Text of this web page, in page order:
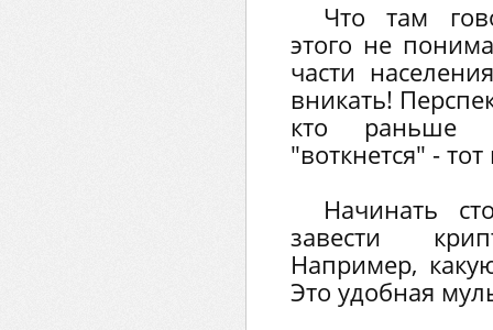
Что там
этого не
части
вникать!
кто раньше
"воткнется" -
Начинать
завести
Например,
Это удобная